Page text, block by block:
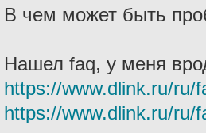
В чем может быть
Нашел faq, у меня
https://www.dlink.ru/ru/
https://www.dlink.ru/ru/